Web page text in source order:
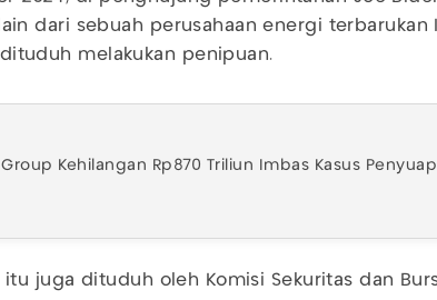
dari sebuah perusahaan energi terbarukan
melakukan penipuan.
Kehilangan Rp870 Triliun Imbas Kasus
itu juga dituduh oleh Komisi Sekuritas dan